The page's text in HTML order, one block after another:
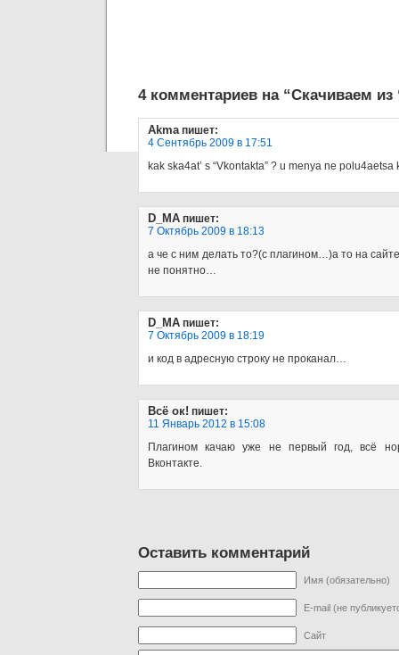
4 комментариев на “Скачиваем из
Akma пишет:
4 Сентябрь 2009 в 17:51
kak ska4at’ s “Vkontakta” ? u menya ne
D_MA пишет:
7 Октябрь 2009 в 18:13
а че с ним делать то?(с плагином…)а то на
не понятно…
D_MA пишет:
7 Октябрь 2009 в 18:19
и код в адресную строку не проканал…
Всё ок! пишет:
11 Январь 2012 в 15:08
Плагином качаю уже не первый год, всё
Вконтакте.
Оставить комментарий
Имя (обязательно)
E-mail (не
Сайт